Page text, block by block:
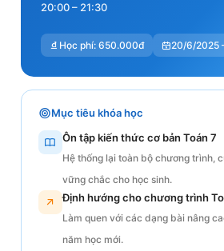
20:00 – 21:30
Học phí: 650.000đ 20/6/2025
Mục tiêu khóa học
Ôn tập kiến thức cơ bản Toán 7
Hệ thống lại toàn bộ chương trình,
vững chắc cho học sinh.
Định hướng cho chương trình
Làm quen với các dạng bài nâng
năm học mới.